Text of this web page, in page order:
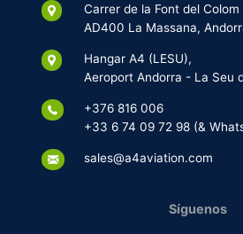
Carrer de la Font del Colom
AD400 La Massana,
Hangar A4 (LESU),
Aeroport Andorra - La Seu
+376 816 006
+33 6 74 09 72 98 (&
sales@a4aviation.com
Síguenos